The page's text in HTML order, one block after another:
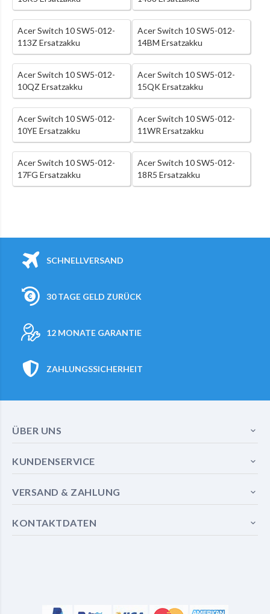
Acer Switch 10 SW5-012-
113Z Ersatzakku
Acer Switch 10 SW5-012-
14BM Ersatzakku
Acer Switch 10 SW5-012-
10QZ Ersatzakku
Acer Switch 10 SW5-012-
15QK Ersatzakku
Acer Switch 10 SW5-012-
10YE Ersatzakku
Acer Switch 10 SW5-012-
11WR Ersatzakku
Acer Switch 10 SW5-012-
17FG Ersatzakku
Acer Switch 10 SW5-012-
18R5 Ersatzakku
SCHNELLVERSAND
30 TAGE GELD ZURÜCK
12 MONATE GARANTIE
ZAHLUNGSSICHERHEIT
ÜBER UNS
KUNDENSERVICE
VERSAND & ZAHLUNG
KONTAKTDATEN